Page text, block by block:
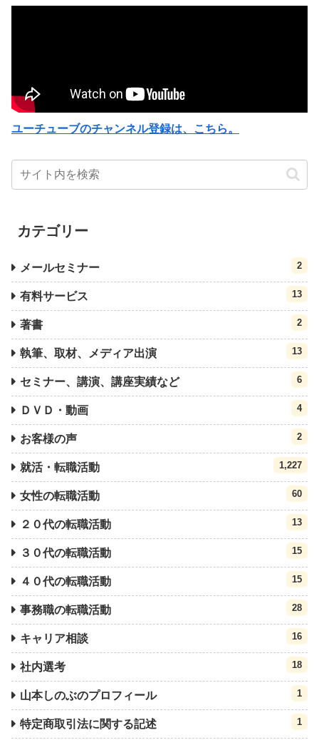
ユーチューブのチャンネル登録は、こちら。
カテゴリー
メールセミナー 2
有料サービス 13
著書 2
執筆、取材、メディア出演 13
セミナー、講演、講座実績など 6
ＤＶＤ・動画 4
お客様の声 2
就活・転職活動 1,227
女性の転職活動 60
２０代の転職活動 13
３０代の転職活動 15
４０代の転職活動 15
事務職の転職活動 28
キャリア相談 16
社内選考 18
山本しのぶのプロフィール 1
特定商取引法に関する記述 1